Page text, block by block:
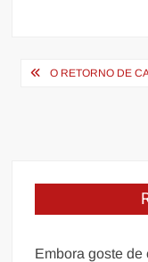
Navegação
O RETORNO DE
Embora goste de